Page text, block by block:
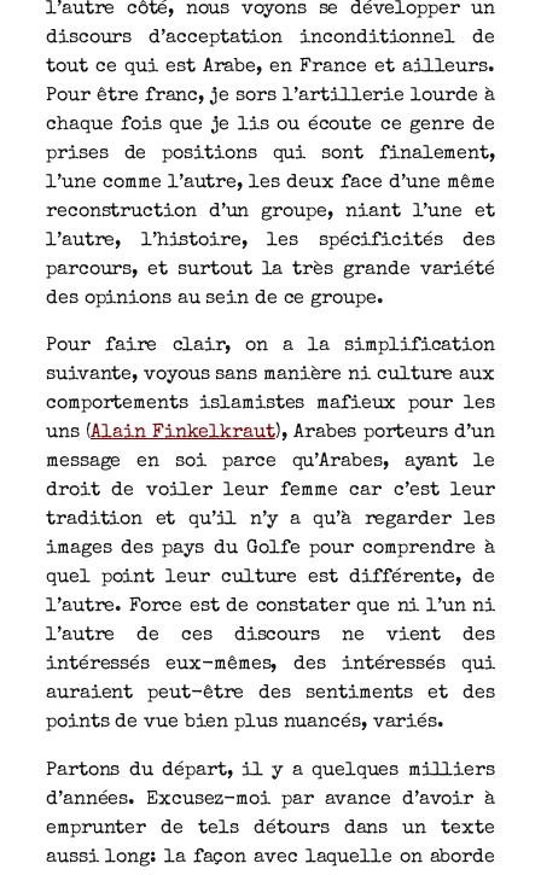
l’autre côté, nous voyons se développer un
discours d’acceptation inconditionnel de
tout ce qui est Arabe, en France et ailleurs.
Pour être franc, je sors l’artillerie lourde à
chaque fois que je lis ou écoute ce genre de
prises de positions qui sont finalement,
l’une comme l’autre, les deux face d’une même
reconstruction d’un groupe, niant l’une et
l’autre, l’histoire, les spécificités des
parcours, et surtout la très grande variété
des opinions au sein de ce groupe.
Pour faire clair, on a la simplification
suivante, voyous sans manière ni culture aux
comportements islamistes mafieux pour les
uns (Alain Finkelkraut), Arabes porteurs d’un
message en soi parce qu’Arabes, ayant le
droit de voiler leur femme car c’est leur
tradition et qu’il n’y a qu’à regarder les
images des pays du Golfe pour comprendre à
quel point leur culture est différente, de
l’autre. Force est de constater que ni l’un ni
l’autre de ces discours ne vient des
intéressés eux-mêmes, des intéressés qui
auraient peut-être des sentiments et des
points de vue bien plus nuancés, variés.
Partons du départ, il y a quelques milliers
d’années. Excusez-moi par avance d’avoir à
emprunter de tels détours dans un texte
aussi long: la façon avec laquelle on aborde